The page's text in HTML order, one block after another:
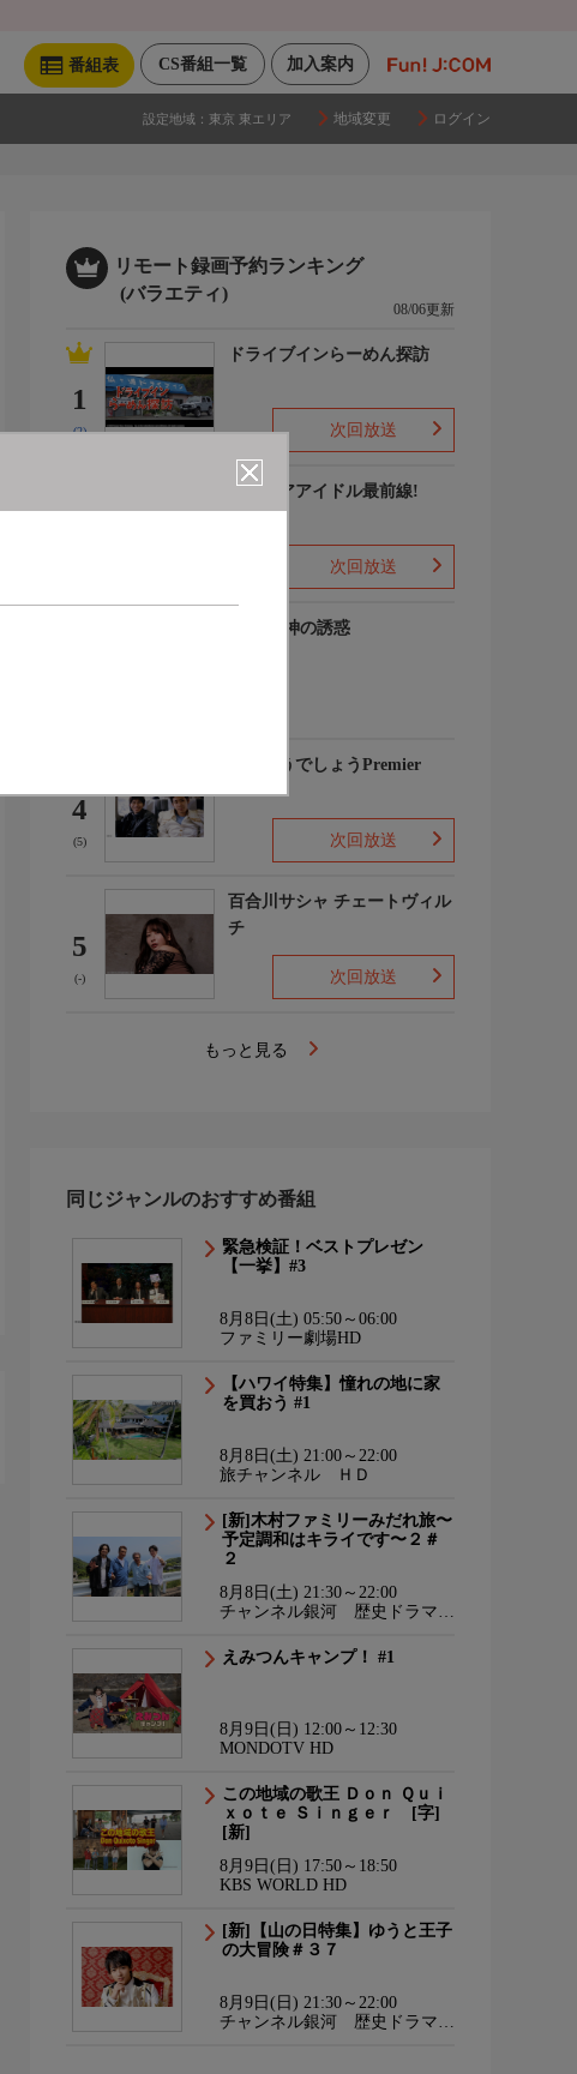
加入案内
CS番組一覧
番組表
設定地域： 東京 東エリア 地域変更 ログイン
リモート録画予約ランキング
(バラエティ)
08/06更新
1
(2)
ドライブインらーめん探訪
次回放送
グラビアアイドル最前線!
次回放送
谷碧 女神の誘惑
4
(5)
水曜どうでしょうPremier
次回放送
5
(-)
百合川サシャ チェートヴィル
チ
次回放送
もっと見る
同じジャンルのおすすめ番組
緊急検証！ベストプレゼン
【一挙】#3
8月8日(土) 05:50～06:00
ファミリー劇場HD
【ハワイ特集】憧れの地に家
を買おう #1
8月8日(土) 21:00～22:00
旅チャンネル ＨＤ
[新]木村ファミリーみだれ旅〜
予定調和はキライです〜２＃
２
8月8日(土) 21:30～22:00
チャンネル銀河 歴史ドラマ・
えみつんキャンプ！ #1
8月9日(日) 12:00～12:30
MONDOTV HD
この地域の歌王 Ｄｏｎ Ｑｕｉ
ｘｏｔｅ Ｓｉｎｇｅｒ [字]
[新]
8月9日(日) 17:50～18:50
KBS WORLD HD
[新]【山の日特集】ゆうと王子
の大冒険＃３７
8月9日(日) 21:30～22:00
チャンネル銀河 歴史ドラマ・